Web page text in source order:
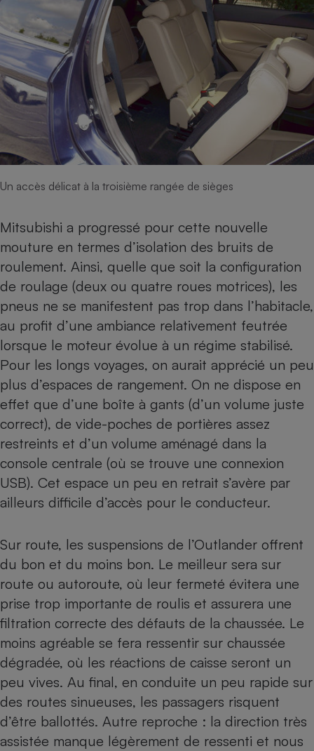
Un accès délicat à la troisième rangée de sièges
Mitsubishi a progressé pour cette nouvelle
mouture en termes d’isolation des bruits de
roulement. Ainsi, quelle que soit la configuration
de roulage (deux ou quatre roues motrices), les
pneus ne se manifestent pas trop dans l’habitacle,
au profit d’une ambiance relativement feutrée
lorsque le moteur évolue à un régime stabilisé.
Pour les longs voyages, on aurait apprécié un peu
plus d’espaces de rangement. On ne dispose en
effet que d’une boîte à gants (d’un volume juste
correct), de vide-poches de portières assez
restreints et d’un volume aménagé dans la
console centrale (où se trouve une connexion
USB). Cet espace un peu en retrait s’avère par
ailleurs difficile d’accès pour le conducteur.
Sur route, les suspensions de l’Outlander offrent
du bon et du moins bon. Le meilleur sera sur
route ou autoroute, où leur fermeté évitera une
prise trop importante de roulis et assurera une
filtration correcte des défauts de la chaussée. Le
moins agréable se fera ressentir sur chaussée
dégradée, où les réactions de caisse seront un
peu vives. Au final, en conduite un peu rapide sur
des routes sinueuses, les passagers risquent
d’être ballottés. Autre reproche : la direction très
assistée manque légèrement de ressenti et nous